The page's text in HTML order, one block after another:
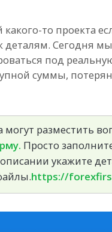
то проекта
деталям. Сегодня
под
суммы,
могут разместить
Просто
описании укажите
https://